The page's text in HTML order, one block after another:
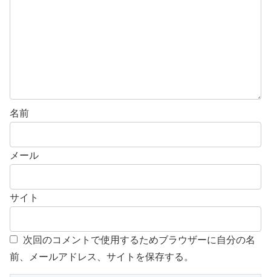
名前
メール
サイト
次回のコメントで使用するためブラウザーに自分の名
前、メールアドレス、サイトを保存する。